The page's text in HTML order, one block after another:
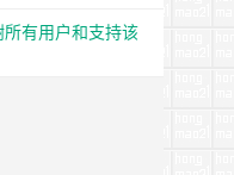
有用户和支持该